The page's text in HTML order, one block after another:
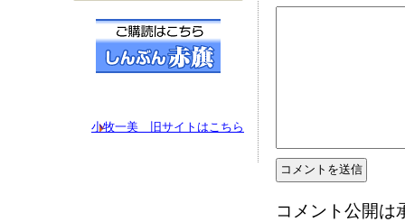
コメント公開は
小牧一美 旧サイトはこちら